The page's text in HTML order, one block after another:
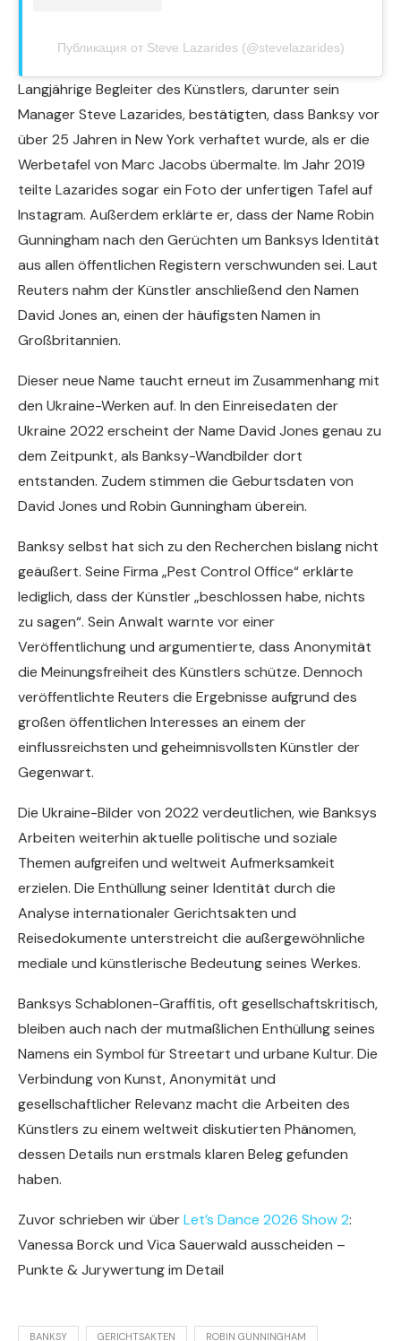
Публикация от Steve Lazarides (@stevelazarides)
Langjährige Begleiter des Künstlers, darunter sein
Manager Steve Lazarides, bestätigten, dass Banksy vor
über 25 Jahren in New York verhaftet wurde, als er die
Werbetafel von Marc Jacobs übermalte. Im Jahr 2019
teilte Lazarides sogar ein Foto der unfertigen Tafel auf
Instagram. Außerdem erklärte er, dass der Name Robin
Gunningham nach den Gerüchten um Banksys Identität
aus allen öffentlichen Registern verschwunden sei. Laut
Reuters nahm der Künstler anschließend den Namen
David Jones an, einen der häufigsten Namen in
Großbritannien.
Dieser neue Name taucht erneut im Zusammenhang mit
den Ukraine-Werken auf. In den Einreisedaten der
Ukraine 2022 erscheint der Name David Jones genau zu
dem Zeitpunkt, als Banksy-Wandbilder dort
entstanden. Zudem stimmen die Geburtsdaten von
David Jones und Robin Gunningham überein.
Banksy selbst hat sich zu den Recherchen bislang nicht
geäußert. Seine Firma „Pest Control Office“ erklärte
lediglich, dass der Künstler „beschlossen habe, nichts
zu sagen“. Sein Anwalt warnte vor einer
Veröffentlichung und argumentierte, dass Anonymität
die Meinungsfreiheit des Künstlers schütze. Dennoch
veröffentlichte Reuters die Ergebnisse aufgrund des
großen öffentlichen Interesses an einem der
einflussreichsten und geheimnisvollsten Künstler der
Gegenwart.
Die Ukraine-Bilder von 2022 verdeutlichen, wie Banksys
Arbeiten weiterhin aktuelle politische und soziale
Themen aufgreifen und weltweit Aufmerksamkeit
erzielen. Die Enthüllung seiner Identität durch die
Analyse internationaler Gerichtsakten und
Reisedokumente unterstreicht die außergewöhnliche
mediale und künstlerische Bedeutung seines Werkes.
Banksys Schablonen-Graffitis, oft gesellschaftskritisch,
bleiben auch nach der mutmaßlichen Enthüllung seines
Namens ein Symbol für Streetart und urbane Kultur. Die
Verbindung von Kunst, Anonymität und
gesellschaftlicher Relevanz macht die Arbeiten des
Künstlers zu einem weltweit diskutierten Phänomen,
dessen Details nun erstmals klaren Beleg gefunden
haben.
Zuvor schrieben wir überLet’s Dance 2026 Show 2:
Vanessa Borck und Vica Sauerwald ausscheiden –
Punkte & Jurywertung im Detail
BANKSY GERICHTSAKTEN ROBIN GUNNINGHAM